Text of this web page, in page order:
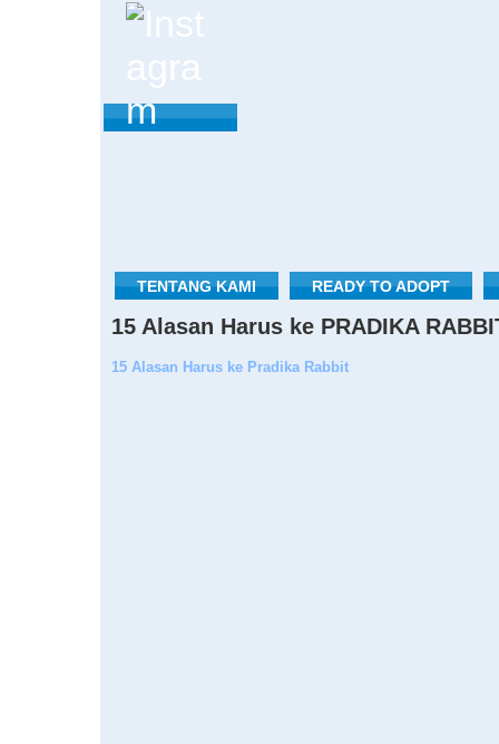
TENTANG KAMI READY TO ADOPT
15 Alasan Harus ke PRADIKA
15 Alasan Harus ke Pradika Rabbit